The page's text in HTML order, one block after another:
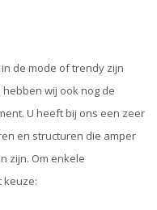
de mode of trendy zijn
wij ook nog de
U heeft bij ons een zeer
en structuren die amper
zijn. Om enkele
keuze: